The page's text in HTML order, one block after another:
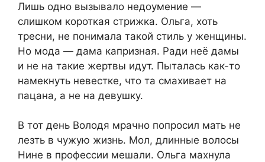
Лишь одно вызывало недоумение —
слишком короткая стрижка. Ольга, хоть
тресни, не понимала такой стиль у женщины.
Но мода — дама капризная. Ради неё дамы
и не на такие жертвы идут. Пыталась как-то
намекнуть невестке, что та смахивает на
пацана, а не на девушку.
В тот день Володя мрачно попросил мать не
лезть в чужую жизнь. Мол, длинные волосы
Нине в профессии мешали. Ольга махнула